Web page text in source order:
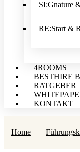
SI:Gnature
RE:Start &
4ROOMS
BESTHIRE
RATGEBER
KONTAKT
Home